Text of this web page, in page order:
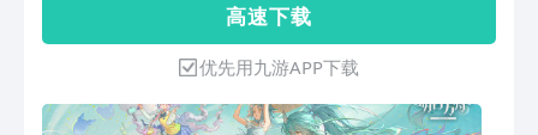
不幸的存在，如今他们中的一部分，妄图
与源石整合为一，为大地带来新的秩序。
这场战火阴谋是我们对抗天灾遇到的新的
阻碍。你将作为罗德岛的一员，与罗德岛
公开领导人阿米娅一同，雇佣人员频繁进
高 速 下 载
优先用九游APP下载